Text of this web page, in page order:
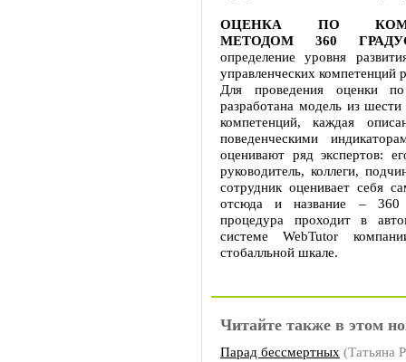
ОЦЕНКА ПО
МЕТОДОМ 360
определение уровня
управленческих компетенций
Для проведения оценки
разработана модель из шести
компетенций, каждая
поведенческими
оценивают ряд экспертов:
руководитель, коллеги,
сотрудник оценивает себя
отсюда и название – 360
процедура проходит в
системе WebTutor
стобалльной шкале.
Читайте также в этом
Парад бессмертных